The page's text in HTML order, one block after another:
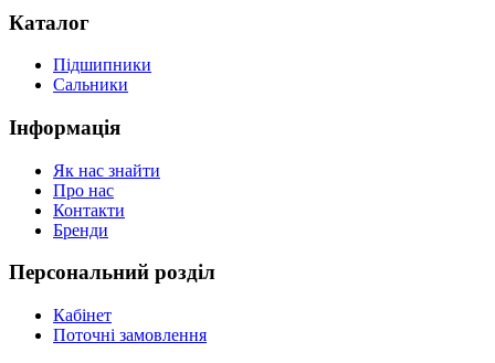
Каталог
Підшипники
Сальники
Інформація
Як нас знайти
Про нас
Контакти
Бренди
Персональний розділ
Кабінет
Поточні замовлення